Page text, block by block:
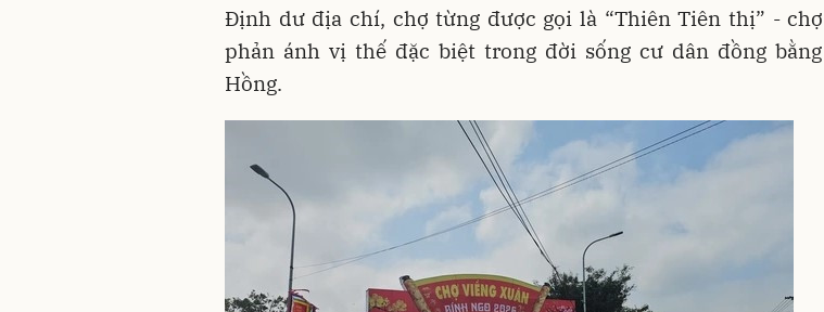
Định dư địa chí, chợ từng được gọi là “Thiên Tiên thị” -
phản ánh vị thế đặc biệt trong đời sống cư dân đồng
Hồng.